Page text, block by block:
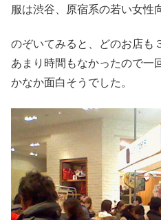
服は渋谷、原宿系の若い女性
のぞいてみると、どのお店も
あまり時間もなかったので一
かなか面白そうでした。